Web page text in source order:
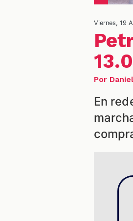
Viernes, 19
Por
En